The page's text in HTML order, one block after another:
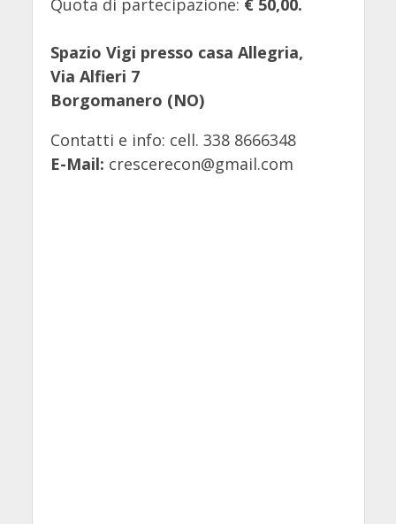
Quota di partecipazione: € 50,00.
Spazio Vigi presso casa Allegria,
Via Alfieri 7
Borgomanero (NO)
Contatti e info: cell. 338 8666348
E-Mail: crescerecon@gmail.com